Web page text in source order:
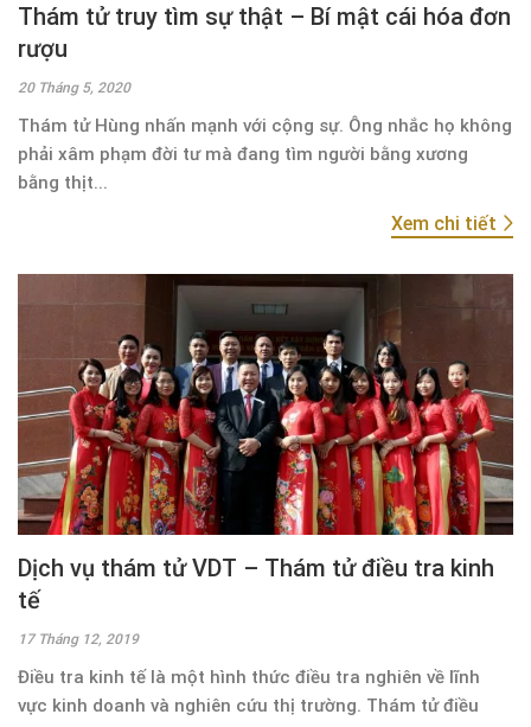
Thám tử truy tìm sự thật – Bí mật cái hóa đơn
rượu
20 Tháng 5, 2020
Thám tử Hùng nhấn mạnh với cộng sự. Ông nhắc họ không
phải xâm phạm đời tư mà đang tìm người bằng xương
bằng thịt...
Xem chi tiết
Dịch vụ thám tử VDT – Thám tử điều tra kinh
tế
17 Tháng 12, 2019
Điều tra kinh tế là một hình thức điều tra nghiên về lĩnh
vực kinh doanh và nghiên cứu thị trường. Thám tử điều